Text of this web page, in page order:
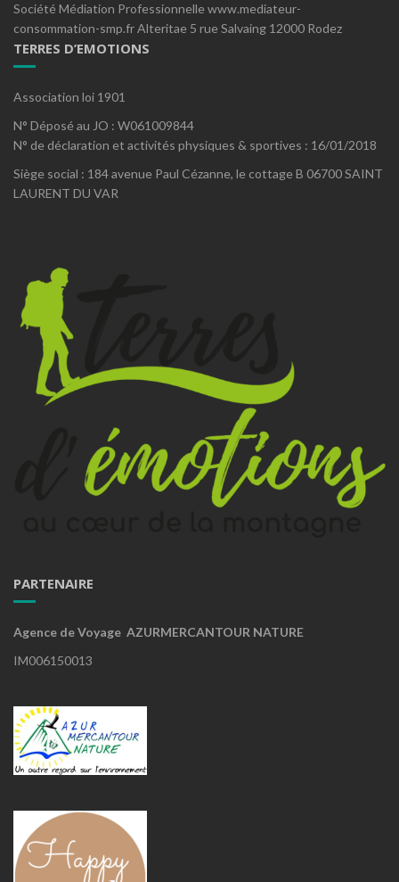
Société Médiation Professionnelle www.mediateur-
consommation-smp.fr Alteritae 5 rue Salvaing 12000 Rodez
TERRES D’EMOTIONS
Association loi 1901
N° Déposé au JO : W061009844
N° de déclaration et activités physiques & sportives : 16/01/2018
Siège social : 184 avenue Paul Cézanne, le cottage B 06700 SAINT
LAURENT DU VAR
PARTENAIRE
Agence de Voyage AZURMERCANTOUR NATURE
IM006150013